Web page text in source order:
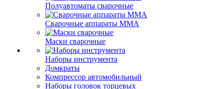
Полуавтоматы сварочные
Сварочные аппараты ММА
Маски сварочные
Наборы инструмента
Домкраты
Компрессор автомобильный
Наборы головок торцевых